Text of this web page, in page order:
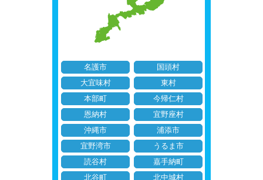
名護市
国頭村
大宜味村
東村
本部町
今帰仁村
恩納村
宜野座村
沖縄市
浦添市
宜野湾市
うるま市
読谷村
嘉手納町
北谷町
北中城村